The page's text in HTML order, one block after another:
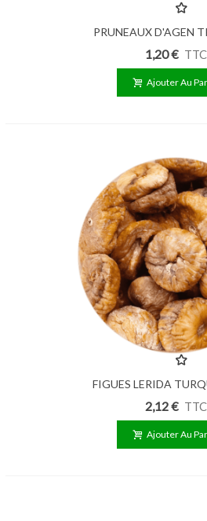
PRUNEAUX D'AGEN
44/55 Bio 100g
1,20 € TTC
Ajouter Au
FIGUES LERIDA
100g
2,12 € TTC
Ajouter Au